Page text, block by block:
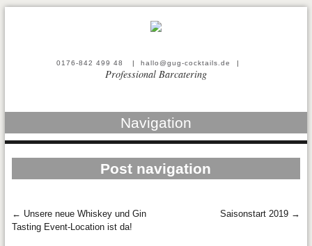
0176-842 499 48 | hallo@gug-cocktails.de |
Professional Barcatering
Navigation
Post navigation
← Unsere neue Whiskey und Gin
Tasting Event-Location ist da!
Saisonstart 2019 →